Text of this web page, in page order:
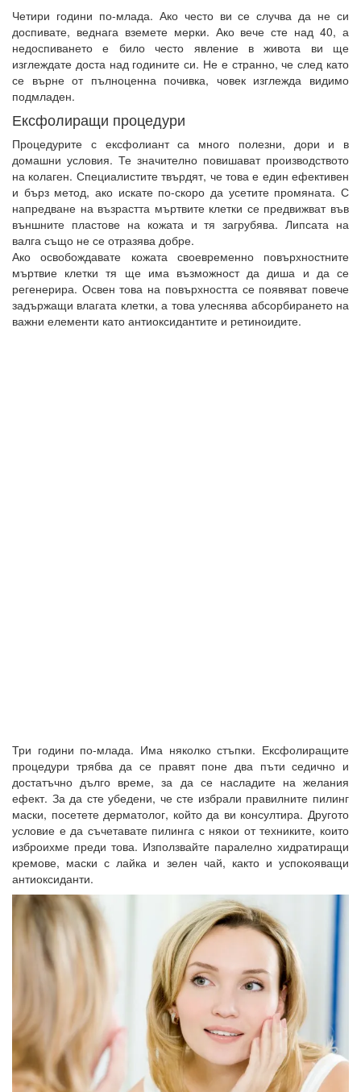
Четири години по-млада. Ако често ви се случва да не си
доспивате, веднага вземете мерки. Ако вече сте над 40, а
недоспиването е било често явление в живота ви ще
изглеждате доста над годините си. Не е странно, че след като
се върне от пълноценна почивка, човек изглежда видимо
подмладен.
Ексфолиращи процедури
Процедурите с ексфолиант са много полезни, дори и в
домашни условия. Те значително повишават производството
на колаген. Специалистите твърдят, че това е един ефективен
и бърз метод, ако искате по-скоро да усетите промяната. С
напредване на възрастта мъртвите клетки се предвижват във
външните пластове на кожата и тя загрубява. Липсата на
валга също не се отразява добре.
Ако освобождавате кожата своевременно повърхностните
мъртвие клетки тя ще има възможност да диша и да се
регенерира. Освен това на повърхността се появяват повече
задържащи влагата клетки, а това улеснява абсорбирането на
важни елементи като антиоксидантите и ретиноидите.
Три години по-млада. Има няколко стъпки. Ексфолиращите
процедури трябва да се правят поне два пъти седично и
достатъчно дълго време, за да се насладите на желания
ефект. За да сте убедени, че сте избрали правилните пилинг
маски, посетете дерматолог, който да ви консултира. Другото
условие е да съчетавате пилинга с някои от техниките, които
изброихме преди това. Използвайте паралелно хидратиращи
кремове, маски с лайка и зелен чай, както и успокояващи
антиоксиданти.